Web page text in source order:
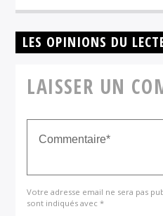
LES OPINIONS DU
LAISSER UN
Votre adresse email ne sera pas
sont indiqués avec *